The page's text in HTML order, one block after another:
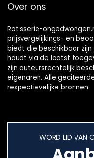
Over ons
Rotisserie-
prijsvergelijkings- en
biedt die beschikbaar
houdt via de laatst
zijn auteursrechtelijk
eigenaren. Alle
respectievelijke bronnen.
WORD LID VAN